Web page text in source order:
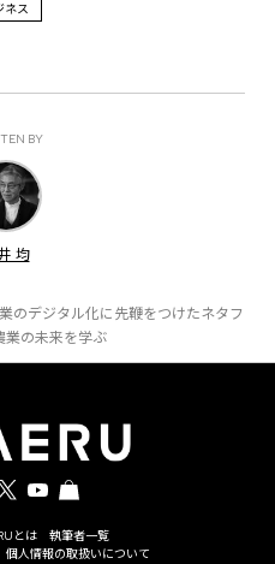
ネス
BY
均
のデジタル化に先鞭をつけたネタフ
業の未来を学ぶ
とは
執筆者一覧
個人情報の取扱いについて